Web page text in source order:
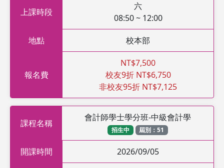
上課時段
六
08:50 ~ 12:00
地點 校本部
報名費
NT$7,500
校友9折 NT$6,750
非校友95折 NT$7,125
課程名稱
會計師學士學分班-中級會計學
招生中 屆別：51
開課時間 2026/09/05